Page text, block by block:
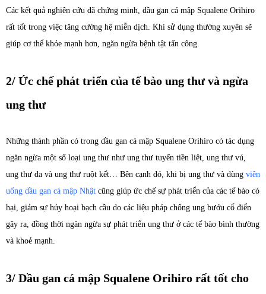
Các kết quả nghiên cứu đã chứng minh, dầu gan cá mập Squalene Orihiro
rất tốt trong việc tăng cường hệ miễn dịch. Khi sử dụng thường xuyên sẽ
giúp cơ thể khỏe mạnh hơn, ngăn ngừa bệnh tật tấn công.
2/ Ức chế phát triển của tế bào ung thư và ngừa
ung thư
Những thành phần có trong dầu gan cá mập Squalene Orihiro có tác dụng
ngăn ngừa một số loại ung thư như ung thư tuyến tiền liệt, ung thư vú,
ung thư da và ung thư ruột kết… Bên cạnh đó, khi bị ung thư và dùng viên
uống dầu gan cá mập Nhật cũng giúp ức chế sự phát triển của các tế bào có
hại, giảm sự hủy hoại bạch cầu do các liệu pháp chống ung bướu cổ điển
gây ra, đồng thời ngăn ngừa sự phát triển ung thư ở các tế bào bình thường
và khoẻ mạnh.
3/ Dầu gan cá mập Squalene Orihiro rất tốt cho